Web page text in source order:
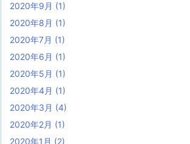
2020年9月 (1)
2020年8月 (1)
2020年7月 (1)
2020年6月 (1)
2020年5月 (1)
2020年4月 (1)
2020年3月 (4)
2020年2月 (1)
2020年1月 (2)